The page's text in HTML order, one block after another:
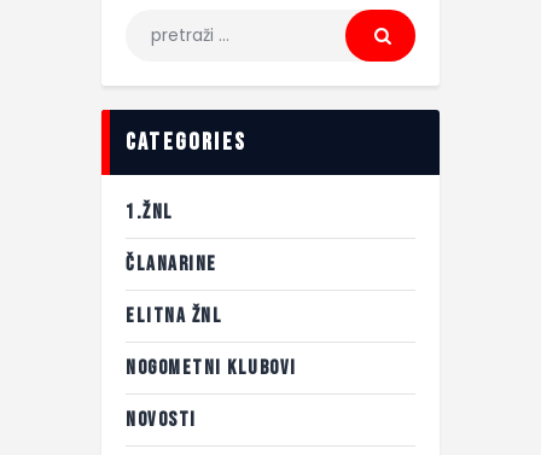
categories
1.ŽNL
ČLANARINE
ELITNA ŽNL
NOGOMETNI KLUBOVI
NOVOSTI